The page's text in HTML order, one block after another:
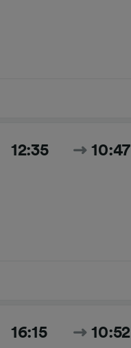
12:35 10:47
16:15 10:52